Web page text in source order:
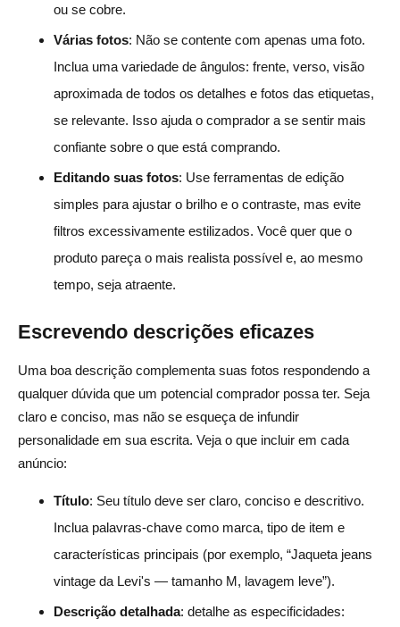
ou se cobre.
Várias fotos: Não se contente com apenas uma foto.
Inclua uma variedade de ângulos: frente, verso, visão
aproximada de todos os detalhes e fotos das etiquetas,
se relevante. Isso ajuda o comprador a se sentir mais
confiante sobre o que está comprando.
Editando suas fotos: Use ferramentas de edição
simples para ajustar o brilho e o contraste, mas evite
filtros excessivamente estilizados. Você quer que o
produto pareça o mais realista possível e, ao mesmo
tempo, seja atraente.
Escrevendo descrições eficazes
Uma boa descrição complementa suas fotos respondendo a
qualquer dúvida que um potencial comprador possa ter. Seja
claro e conciso, mas não se esqueça de infundir
personalidade em sua escrita. Veja o que incluir em cada
anúncio:
Título: Seu título deve ser claro, conciso e descritivo.
Inclua palavras-chave como marca, tipo de item e
características principais (por exemplo, “Jaqueta jeans
vintage da Levi's — tamanho M, lavagem leve”).
Descrição detalhada: detalhe as especificidades: